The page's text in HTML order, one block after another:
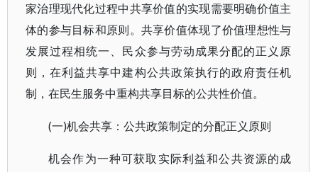
家治理现代化过程中共享价值的实现需要明确价值主
体的参与目标和原则。共享价值体现了价值理想性与
发展过程相统一、民众参与劳动成果分配的正义原
则，在利益共享中建构公共政策执行的政府责任机
制，在民生服务中重构共享目标的公共性价值。
(一)机会共享：公共政策制定的分配正义原则
机会作为一种可获取实际利益和公共资源的成